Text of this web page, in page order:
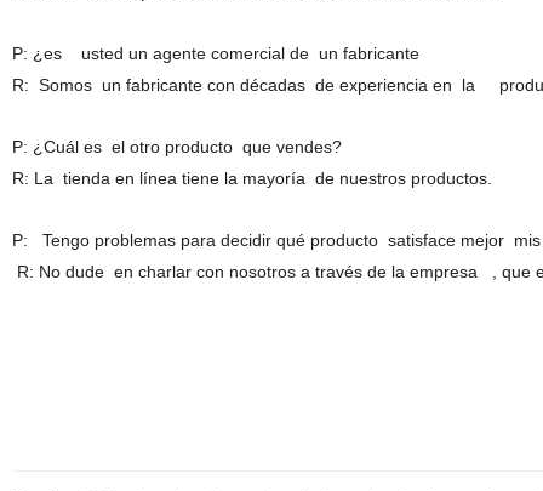
P: ¿es usted un agente comercial de un fabricante
R: Somos un fabricante con décadas de experiencia en la
P: ¿Cuál es el otro producto que vendes?
R: La tienda en línea tiene la mayoría de nuestros productos.
P: Tengo problemas para decidir qué producto satisface mejor
R: No dude en charlar con nosotros a través de la empresa , que